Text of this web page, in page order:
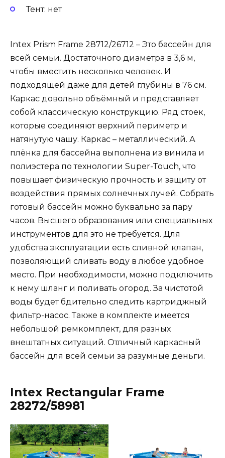
Тент: нет
Intex Prism Frame 28712/26712 – Это бассейн для
всей семьи. Достаточного диаметра в 3,6 м,
чтобы вместить несколько человек. И
подходящей даже для детей глубины в 76 см.
Каркас довольно объёмный и представляет
собой классическую конструкцию. Ряд стоек,
которые соединяют верхний периметр и
натянутую чашу. Каркас – металлический. А
плёнка для бассейна выполнена из винила и
полиэстера по технологии Super-Touch, что
повышает физическую прочность и защиту от
воздействия прямых солнечных лучей. Собрать
готовый бассейн можно буквально за пару
часов. Высшего образования или специальных
инструментов для это не требуется. Для
удобства эксплуатации есть сливной клапан,
позволяющий сливать воду в любое удобное
место. При необходимости, можно подключить
к нему шланг и поливать огород. За чистотой
воды будет бдительно следить картриджный
фильтр-насос. Также в комплекте имеется
небольшой ремкомплект, для разных
внештатных ситуаций. Отличный каркасный
бассейн для всей семьи за разумные деньги.
Intex Rectangular Frame
28272/58981